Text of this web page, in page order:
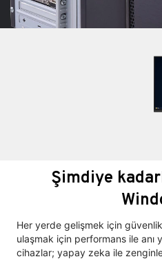
Şimdiye
Her yerde gelişmek için
ulaşmak için performans ile anı
cihazlar; yapay zeka ile